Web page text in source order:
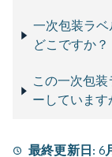
一次包装ラ
どこですか？
この一次包
ーしています
最終更新日: 6